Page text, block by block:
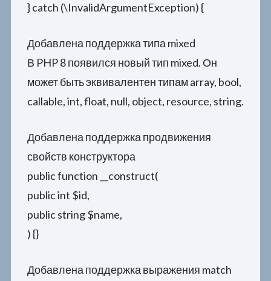
} catch (\InvalidArgumentException) {
Добавлена поддержка типа mixed
В PHP 8 появился новый тип mixed. Он
может быть эквивалентен типам array, bool,
callable, int, float, null, object, resource, string.
Добавлена поддержка продвижения
свойств конструктора
public function __construct(
public int $id,
public string $name,
) {}
Добавлена поддержка выражения match